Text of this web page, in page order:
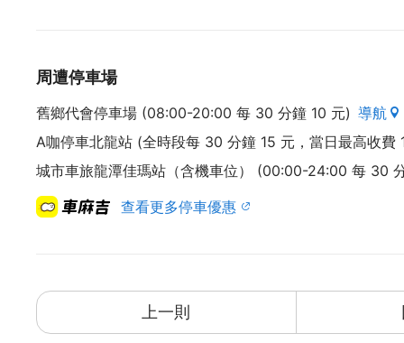
周遭停車場
舊鄉代會停車場 (08:00-20:00 每 30 分鐘 10 元) 導航
A咖停車北龍站 (全時段每 30 分鐘 15 元，當日最高收費
城市車旅龍潭佳瑪站（含機車位） (00:00-24:00 每 30
查看更多停車優惠
上一則